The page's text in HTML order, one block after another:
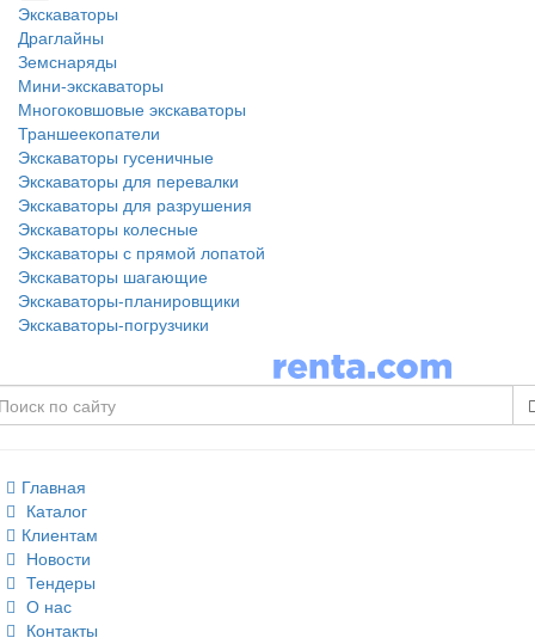
Экскаваторы
Драглайны
Земснаряды
Мини-экскаваторы
Многоковшовые экскаваторы
Траншеекопатели
Экскаваторы гусеничные
Экскаваторы для перевалки
Экскаваторы для разрушения
Экскаваторы колесные
Экскаваторы с прямой лопатой
Экскаваторы шагающие
Экскаваторы-планировщики
Экскаваторы-погрузчики
Главная
Каталог
Клиентам
Новости
Тендеры
О нас
Контакты